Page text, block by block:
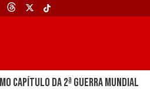
capítulo da 2ª Guerra Mundial